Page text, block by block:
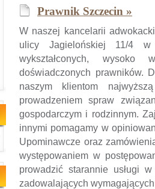
Prawnik Szczecin »
W naszej kancelarii
ulicy Jagielońskiej 11/4 w
wykształconych, wysoko
doświadczonych prawników.
naszym klientom
prowadzeniem spraw
gospodarczym i rodzinnym.
innymi pomagamy w
Upominawcze oraz
występowaniem w
prowadzić starannie usługi
zadowalających